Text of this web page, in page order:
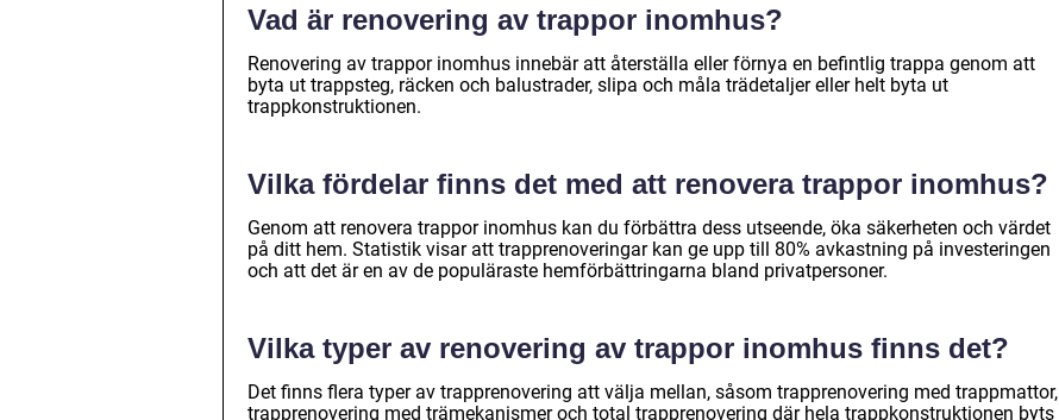
Vad är renovering av trappor inomhus?
Renovering av trappor inomhus innebär att återställa eller förnya en befintlig trappa genom att
byta ut trappsteg, räcken och balustrader, slipa och måla trädetaljer eller helt byta ut
trappkonstruktionen.
Vilka fördelar finns det med att renovera trappor inomhus?
Genom att renovera trappor inomhus kan du förbättra dess utseende, öka säkerheten och värdet
på ditt hem. Statistik visar att trapprenoveringar kan ge upp till 80% avkastning på investeringen
och att det är en av de populäraste hemförbättringarna bland privatpersoner.
Vilka typer av renovering av trappor inomhus finns det?
Det finns flera typer av trapprenovering att välja mellan, såsom trapprenovering med trappmattor,
trapprenovering med trämekanismer och total trapprenovering där hela trappkonstruktionen byts